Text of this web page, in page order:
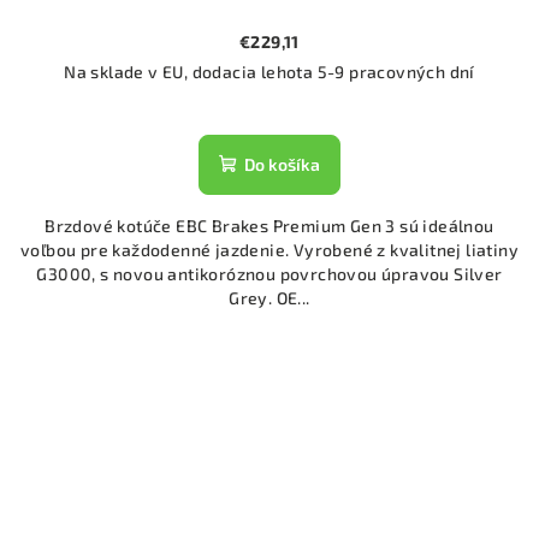
€229,11
Na sklade v EU, dodacia lehota 5-9 pracovných dní
Do košíka
Brzdové kotúče EBC Brakes Premium Gen 3 sú ideálnou
voľbou pre každodenné jazdenie. Vyrobené z kvalitnej liatiny
G3000, s novou antikoróznou povrchovou úpravou Silver
Grey. OE...